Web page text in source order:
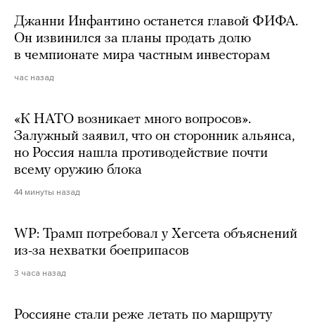
Джанни Инфантино останется главой ФИФА.
Он извинился за планы продать долю
в чемпионате мира частным инвесторам
час назад
«К НАТО возникает много вопросов».
Залужный заявил, что он сторонник альянса,
но Россия нашла противодействие почти
всему оружию блока
44 минуты назад
WP: Трамп потребовал у Хегсета объяснений
из-за нехватки боеприпасов
3 часа назад
Россияне стали реже летать по маршруту